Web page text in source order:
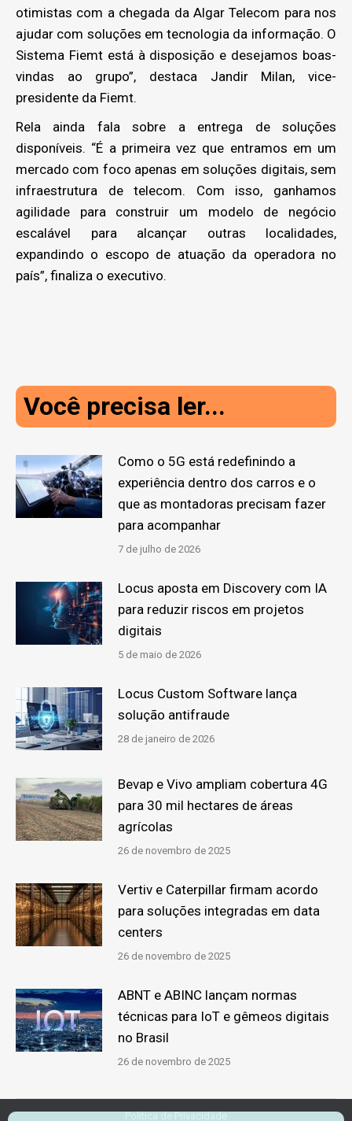
otimistas com a chegada da Algar Telecom para nos
ajudar com soluções em tecnologia da informação. O
Sistema Fiemt está à disposição e desejamos boas-
vindas ao grupo”, destaca Jandir Milan, vice-
presidente da Fiemt.
Rela ainda fala sobre a entrega de soluções
disponíveis. “É a primeira vez que entramos em um
mercado com foco apenas em soluções digitais, sem
infraestrutura de telecom. Com isso, ganhamos
agilidade para construir um modelo de negócio
escalável para alcançar outras localidades,
expandindo o escopo de atuação da operadora no
país”, finaliza o executivo.
Você precisa ler...
Como o 5G está redefinindo a
experiência dentro dos carros e o
que as montadoras precisam fazer
para acompanhar
7 de julho de 2026
Locus aposta em Discovery com IA
para reduzir riscos em projetos
digitais
5 de maio de 2026
Locus Custom Software lança
solução antifraude
28 de janeiro de 2026
Bevap e Vivo ampliam cobertura 4G
para 30 mil hectares de áreas
agrícolas
26 de novembro de 2025
Vertiv e Caterpillar firmam acordo
para soluções integradas em data
centers
26 de novembro de 2025
ABNT e ABINC lançam normas
técnicas para IoT e gêmeos digitais
no Brasil
26 de novembro de 2025